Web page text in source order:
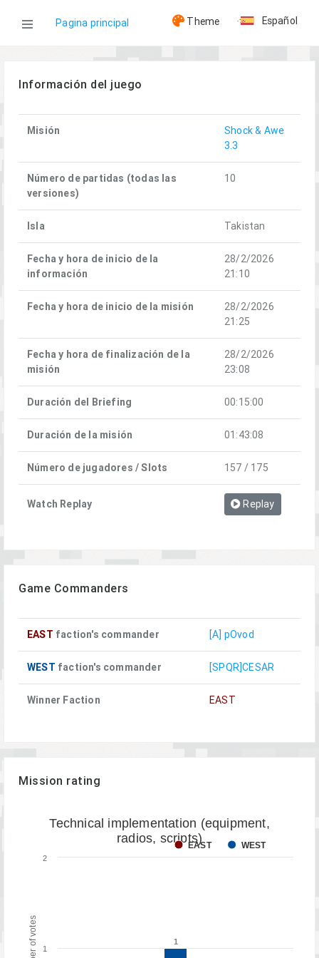
Pagina principal
Juegos
Shock & Awe (28/2/2026)
Theme Español
Información del juego
Misión
Shock & Awe
3.3
Número de partidas (todas las
versiones)
10
Isla Takistan
Fecha y hora de inicio de la
información
28/2/2026
21:10
Fecha y hora de inicio de la misión
28/2/2026
21:25
Fecha y hora de finalización de la
misión
28/2/2026
23:08
Duración del Briefing 00:15:00
Duración de la misión 01:43:08
Número de jugadores / Slots 157 / 175
Watch Replay Replay
Game Commanders
EAST faction's commander [A] pOvod
WEST faction's commander [SPQR]CESAR
Winner Faction EAST
Mission rating
Technical implementation (equipment,
radios, scripts)
1
1
EAST WEST
1
2